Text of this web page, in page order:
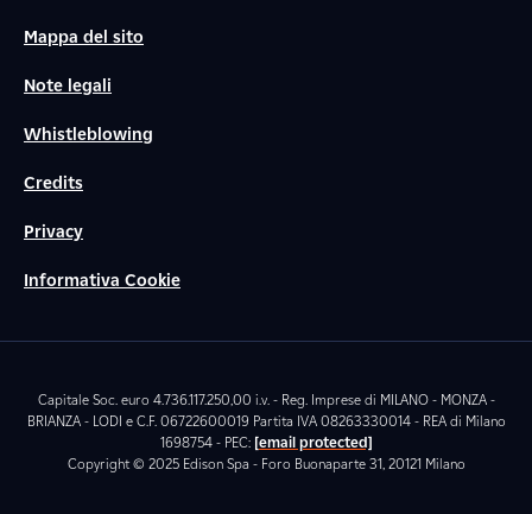
Mappa del sito
Note legali
Whistleblowing
Credits
Privacy
Informativa Cookie
Capitale Soc. euro 4.736.117.250,00 i.v. - Reg. Imprese di MILANO - MONZA -
BRIANZA - LODI e C.F. 06722600019 Partita IVA 08263330014 - REA di Milano
1698754 - PEC: [email protected]
Copyright © 2025 Edison Spa - Foro Buonaparte 31, 20121 Milano